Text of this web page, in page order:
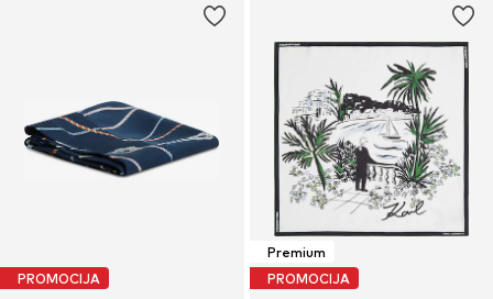
PROMOCIJA
Premium
PROMOCIJA